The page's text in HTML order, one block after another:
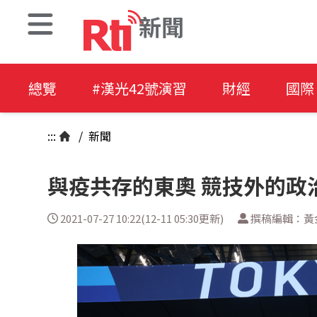
新聞
總覽 #漢光42號演習 財經 國際
::: / 新聞
與疫共存的東奧 競技外的政
2021-07-27 10:22(12-11 05:30更新) 撰稿編輯：